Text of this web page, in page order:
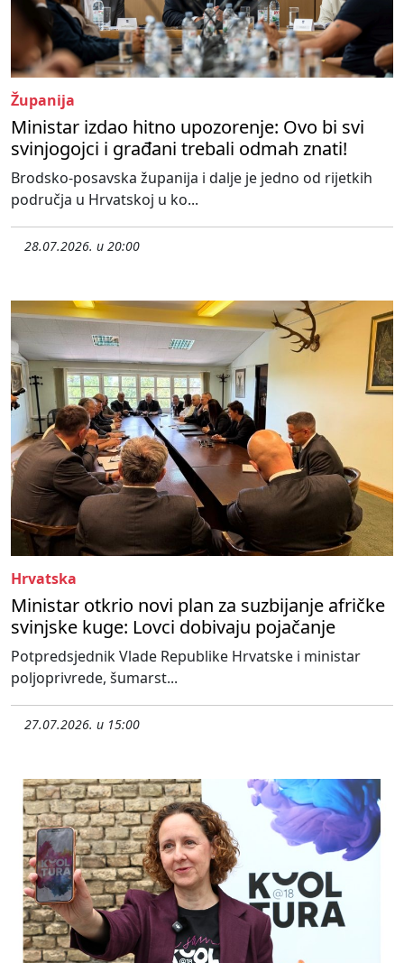
Županija
Ministar izdao hitno upozorenje: Ovo bi svi
svinjogojci i građani trebali odmah znati!
Brodsko-posavska županija i dalje je jedno od rijetkih
područja u Hrvatskoj u ko...
28.07.2026. u 20:00
Hrvatska
Ministar otkrio novi plan za suzbijanje afričke
svinjske kuge: Lovci dobivaju pojačanje
Potpredsjednik Vlade Republike Hrvatske i ministar
poljoprivrede, šumarst...
27.07.2026. u 15:00